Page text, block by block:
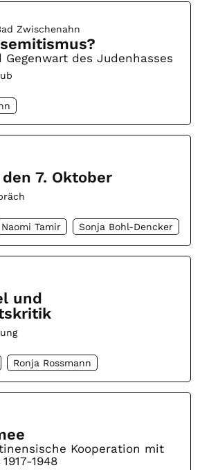
Zwischenahn
des Judenhasses
7. Oktober
Naomi Tamir Sonja Bohl-Dencker
und
Ronja Rossmann
Kooperation mit
1948